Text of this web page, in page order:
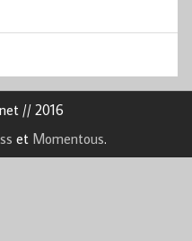
// 2016
et Momentous.